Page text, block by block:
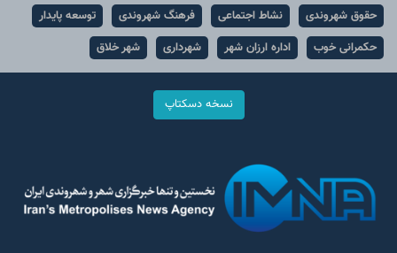
حقوق شهروندی
نشاط اجتماعی فرهنگ شهروندی
توسعه پایدار
حکمرانی خوب
اداره ارزان شهر شهرداری شهر خلاق
نسخه دسکتاپ